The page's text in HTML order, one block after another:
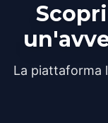
La piattaforma